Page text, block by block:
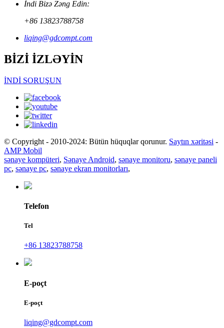
İndi Bizə Zəng Edin:
+86 13823788758
liqing@gdcompt.com
BİZİ İZLƏYİN
İNDİ SORUŞUN
© Copyright - 2010-2024: Bütün hüquqlar qorunur. Saytın xəritəsi -
AMP Mobil
sənaye kompüteri, Sənaye Android, sənaye monitoru, sənaye paneli
pc, sənaye pc, sənaye ekran monitorları,
Telefon
Tel
+86 13823788758
E-poçt
E-poçt
liqing@gdcompt.com